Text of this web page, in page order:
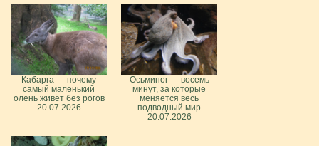
Кабарга — почему
самый маленький
олень живёт без рогов
20.07.2026
Осьминог — восемь
минут, за которые
меняется весь
подводный мир
20.07.2026